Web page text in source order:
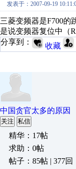
发表于：2007-09-19
三菱变频器是F700的
是说变频器复位中（
分享到：
收藏
中国贪官太多的原因
关注 私信
精华：17帖
求助：0帖
帖子：85帖 | 377回